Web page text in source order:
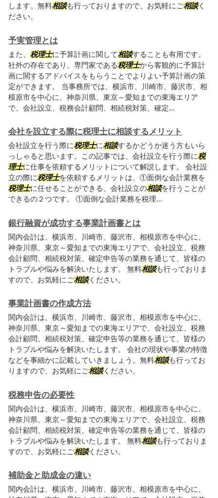
します。無料相談も行っておりますので、お気軽にご相談く
ださい。
予実管理とは
また、 税理士に予算計画に関して相談することも有用です。
社外の存在であり、専門家である税理士から客観的に予算計
画に関するアドバイスをもらうことでよりよい予算計画の策
定ができます。 当事務所では、横浜市、川崎市、藤沢市、相
模原市を中心に、神奈川県、東京～愛知までの東海エリア
で、会社設立、税務会計顧問、相続税対策、確定...
会社を設立する際に税理士に相談するメリット
会社設立を行う際に税理士に相談するかどうか迷う方もいら
っしゃると思います。この記事では、会社設立を行う際に税
理士に仕事を依頼するメリットについて解説します。 会社設
立の際に税理士を依頼するメリットは、①面倒な会計業務を
税理士に任せることができる、会社設立の相談を行うことが
できるの２つです。 ①面倒な会計業務を税理...
銀行融資が成功する事業計画書とは
関内会計は、横浜市、川崎市、藤沢市、相模原市を中心に、
神奈川県、東京～愛知までの東海エリアで、会社設立、税務
会計顧問、相続税対策、確定申告等の業務を通じて、皆様の
トラブルや悩みを解決いたします。 無料相談も行っておりま
すので、お気軽にご相談ください。
事業計画書の作成方法
関内会計は、横浜市、川崎市、藤沢市、相模原市を中心に、
神奈川県、東京～愛知までの東海エリアで、会社設立、税務
会計顧問、相続税対策、確定申告等の業務を通じて、皆様の
トラブルや悩みを解決いたします。 会社の現状や事業の特徴
などを事細かに記載していきましょう。無料相談も行ってお
りますので、お気軽にご相談ください。
税務申告の必要性
関内会計は、横浜市、川崎市、藤沢市、相模原市を中心に、
神奈川県、東京～愛知までの東海エリアで、会社設立、税務
会計顧問、相続税対策、確定申告等の業務を通じて、皆様の
トラブルや悩みを解決いたします。 無料相談も行っておりま
すので、お気軽にご相談ください。
補助金と助成金の違い
関内会計は、横浜市、川崎市、藤沢市、相模原市を中心に、